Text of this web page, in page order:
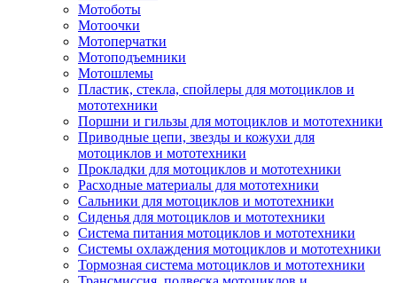
Мотоботы
Мотоочки
Мотоперчатки
Мотоподъемники
Мотошлемы
Пластик, стекла, спойлеры для мотоциклов и
мототехники
Поршни и гильзы для мотоциклов и мототехники
Приводные цепи, звезды и кожухи для
мотоциклов и мототехники
Прокладки для мотоциклов и мототехники
Расходные материалы для мототехники
Сальники для мотоциклов и мототехники
Сиденья для мотоциклов и мототехники
Система питания мотоциклов и мототехники
Системы охлаждения мотоциклов и мототехники
Тормозная система мотоциклов и мототехники